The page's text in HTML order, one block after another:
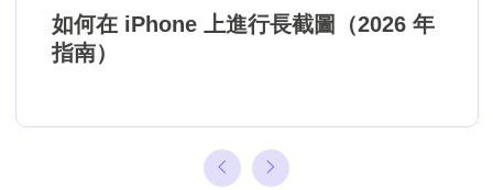
如何在 iPhone 上進行長截圖（2026 年
指南）